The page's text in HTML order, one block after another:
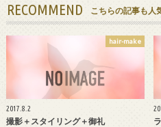
RECOMMEND こちらの記事も人
hair-make
2017.8.2
撮影＋スタイリング＋御礼